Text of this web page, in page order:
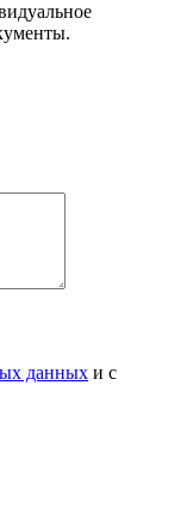
данных и с